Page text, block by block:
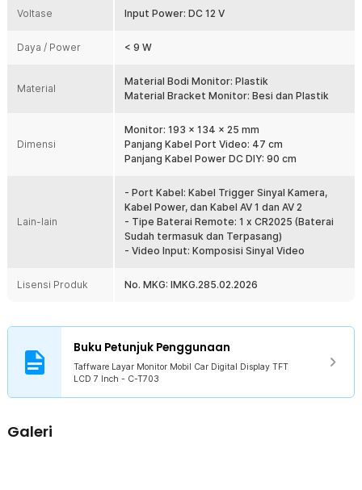
Film Transistor yang mampu menghadirkan resolusi gambar yang jelas
sehingga tidak membuat pandangan Anda kabur saat berkendara.
Fitur
Cocok untuk Semua Kamera Parkir Mobil
Dapat dikombinasikan dengan beragam jenis kamera mobil yang
Anda untuk meminimalisir hal-hal yang tidak diinginkan seperti
menyenggol, menyerempet, atau bahkan menabrak kendaraan lain
saat berada di jalan atau parkir.
Memiliki luas 7 Inch dan resolusi maksimal mencapai 800 x
480 pixels sehingga gambar yang dihasilkan jernih dan dapat
membantu Anda berkendara. Cocok digunakan sebagai sumber
entertainment saat Anda berkendara.
Anda untuk mengoperasikan monitor, seperti mengakses menu,
Penyesuaian Posisi
Layar mobil ini memiliki braket yang dapat digerakkan hingga 120°
sehingga Anda dapat melihat layar dalam berbagai posisi sesuai
dengan kebutuhan. Anda pun dapat menikmati tontonan lewat
Kelengkapan Produk
Voltase Input Power: DC 12 V
Daya / Power < 9 W
Material
Material Bodi Monitor: Plastik
Material Bracket Monitor: Besi dan Plastik
Dimensi
Monitor: 193 x 134 x 25 mm
Panjang Kabel Port Video: 47 cm
Panjang Kabel Power DC DIY: 90 cm
Lain-lain
- Port Kabel: Kabel Trigger Sinyal Kamera,
Kabel Power, dan Kabel AV 1 dan AV 2
- Tipe Baterai Remote: 1 x CR2025 (Baterai
Sudah termasuk dan Terpasang)
- Video Input: Komposisi Sinyal Video
Lisensi Produk No. MKG: IMKG.285.02.2026
Buku Petunjuk Penggunaan
Taffware Layar Monitor Mobil Car Digital Display TFT
LCD 7 Inch - C-T703
Galeri